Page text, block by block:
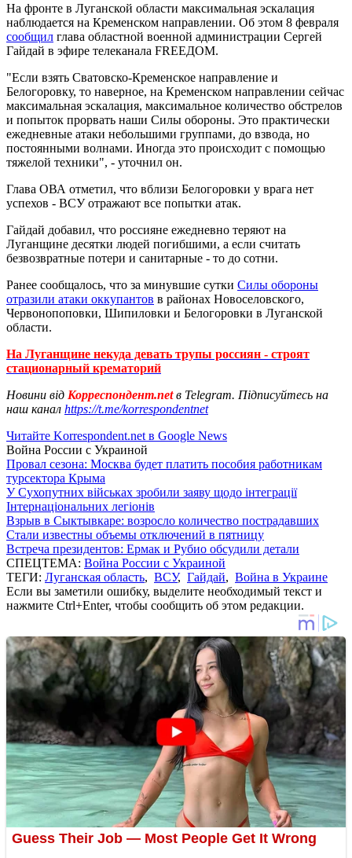
На фронте в Луганской области максимальная эскалация
наблюдается на Кременском направлении. Об этом 8 февраля
сообщил глава областной военной администрации Сергей
Гайдай в эфире телеканала FREEДOM.
"Если взять Сватовско-Кременское направление и
Белогоровку, то наверное, на Кременском направлении сейчас
максимальная эскалация, максимальное количество обстрелов
и попыток прорвать наши Силы обороны. Это практически
ежедневные атаки небольшими группами, до взвода, но
постоянными волнами. Иногда это происходит с помощью
тяжелой техники", - уточнил он.
Глава ОВА отметил, что вблизи Белогоровки у врага нет
успехов - ВСУ отражают все попытки атак.
Гайдай добавил, что россияне ежедневно теряют на
Луганщине десятки людей погибшими, а если считать
безвозвратные потери и санитарные - то до сотни.
Ранее сообщалось, что за минувшие сутки Силы обороны
отразили атаки оккупантов в районах Новоселовского,
Червонопоповки, Шипиловки и Белогоровки в Луганской
области.
На Луганщине некуда девать трупы россиян - строят
стационарный крематорий
Новини від Корреспондент.netв Telegram. Підписуйтесь на
наш канал https://t.me/korrespondentnet
Читайте Korrespondent.net в Google News
Война России с Украиной
Провал сезона: Москва будет платить пособия работникам
турсектора Крыма
У Сухопутних військах зробили заяву щодо інтеграції
Інтернаціональних легіонів
Взрыв в Сыктывкаре: возросло количество пострадавших
Стали известны объемы отключений в пятницу
Встреча президентов: Ермак и Рубио обсудили детали
СПЕЦТЕМА: Война России с Украиной
ТЕГИ: Луганская область, ВСУ, Гайдай, Война в Украине
Если вы заметили ошибку, выделите необходимый текст и
нажмите Ctrl+Enter, чтобы сообщить об этом редакции.